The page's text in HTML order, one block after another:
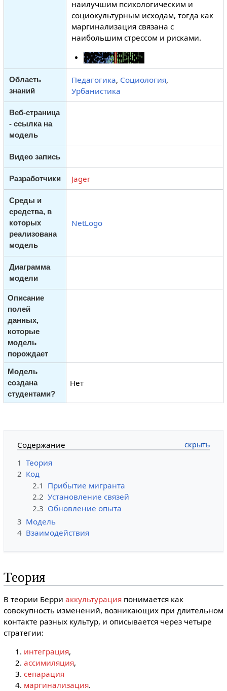
наилучшим психологическим и
социокультурным исходам, тогда как
маргинализация связана с
наибольшим стрессом и рисками.
Область
знаний
Педагогика, Социология,
Урбанистика
Веб-страница
- ссылка на
модель
Видео запись
Разработчики Jager
Среды и
средства, в
которых
реализована
модель
NetLogo
Диаграмма
модели
Описание
полей
данных,
которые
модель
порождает
Модель
создана
студентами?
Нет
Содержание
1 Теория
2 Код
2.1 Прибытие мигранта
2.2 Установление связей
2.3 Обновление опыта
3 Модель
4 Взаимодействия
Теория
В теории Берри аккультурацияпонимается как
совокупность изменений, возникающих при длительном
контакте разных культур, и описывается через четыре
стратегии:
интеграция,
ассимиляция,
сепарация
маргинализация.